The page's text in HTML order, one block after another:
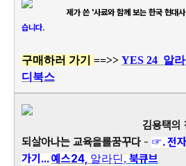
제가 쓴 '사료와 함께 보는 한국 현대
습니다.
구매하러 가기 ==>> YES 24 알
디북스
김용택의
되살아나는 교육을를꿈꾸다 - ☞. 전
가기...예스24, 알라딘, 북큐브